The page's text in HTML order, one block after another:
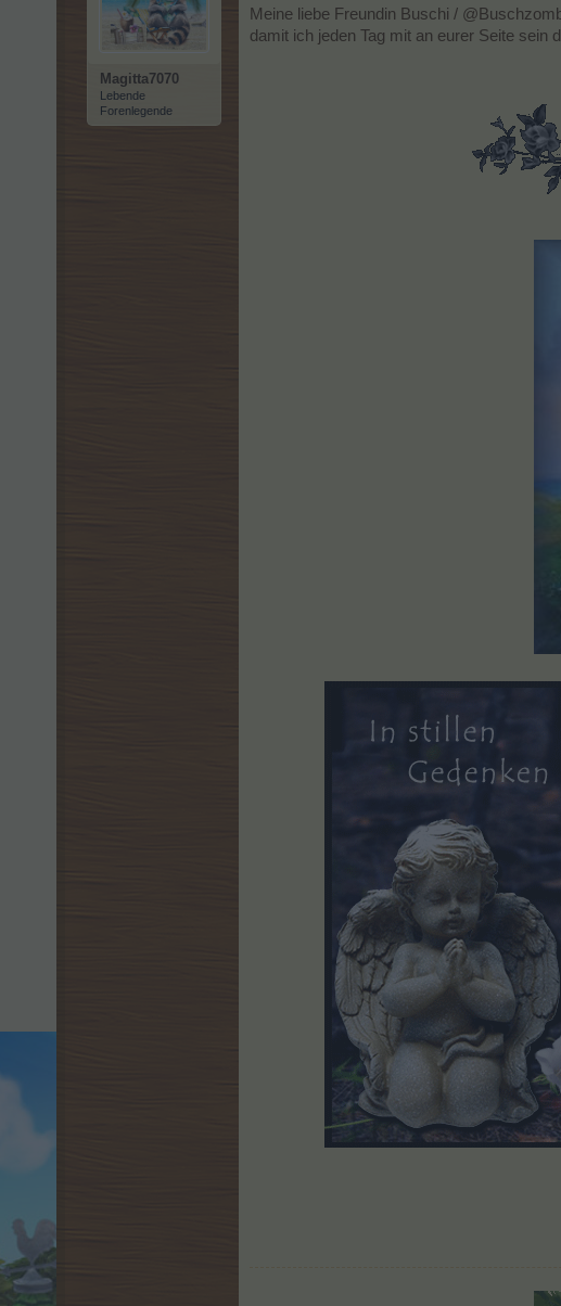
Magitta7070
Lebende
Forenlegende
Meine liebe Freundin Buschi /
damit ich jeden Tag mit an eurer Seite sein